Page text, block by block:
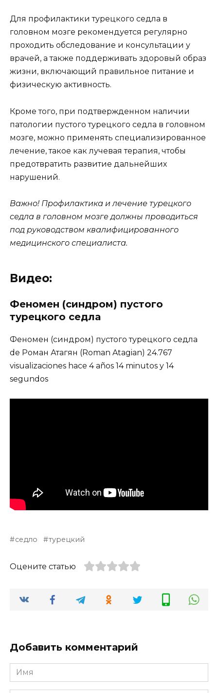
Для профилактики турецкого седла в
головном мозге рекомендуется регулярно
проходить обследование и консультации у
врачей, а также поддерживать здоровый образ
жизни, включающий правильное питание и
физическую активность.
Кроме того, при подтвержденном наличии
патологии пустого турецкого седла в головном
мозге, можно применять специализированное
лечение, такое как лучевая терапия, чтобы
предотвратить развитие дальнейших
нарушений.
Важно! Профилактика и лечение турецкого
седла в головном мозге должны проводиться
под руководством квалифицированного
медицинского специалиста.
Видео:
Феномен (синдром) пустого
турецкого седла
Феномен (синдром) пустого турецкого седла
de Роман Атагян (Roman Atagian) 24.767
visualizaciones hace 4 años 14 minutos y 14
segundos
седло турецкий
Оцените статью
Добавить комментарий
Имя
*